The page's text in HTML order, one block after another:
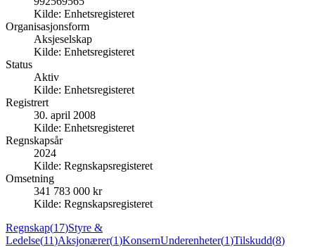
Kilde: Enhetsregisteret
Organisasjonsform
Aksjeselskap
Kilde: Enhetsregisteret
Status
Aktiv
Kilde: Enhetsregisteret
Registrert
30. april 2008
Kilde: Enhetsregisteret
Regnskapsår
2024
Kilde: Regnskapsregisteret
Omsetning
341 783 000 kr
Kilde: Regnskapsregisteret
Regnskap(17)Styre &
Ledelse(11)Aksjonærer(1)KonsernUnderenheter(1)Tilskudd(8)